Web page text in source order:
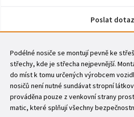
Poslat dotaz
Podélné nosiče se montují pevně ke
střechy, kde je střecha nejpevnější.
do míst k tomu určených výrobcem
nosičů není nutné sundávat stropní
prováděna pouze z venkovní strany
matic, které splňují všechny